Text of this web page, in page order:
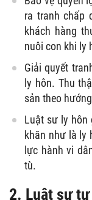
ra tranh chấp
khách hàng
nuôi con khi ly
Giải quyết
ly hôn. Thu
sản theo
Luật sư ly hôn
khăn như là ly
lực hành vi
tù.
2. Luật sư